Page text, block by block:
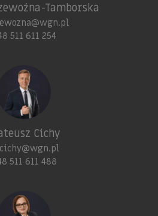
Tamborska
511 611 254
Cichy
511 611 488